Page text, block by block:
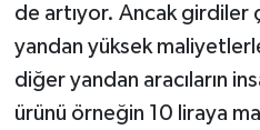
de artıyor. Ancak girdiler
yandan yüksek
diğer yandan aracıların
ürünü örneğin 10 liraya